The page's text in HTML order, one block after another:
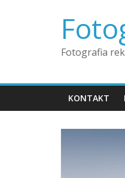
Fotografia
KONTAKT